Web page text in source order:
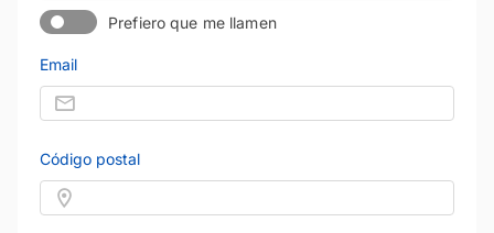
Prefiero que me llamen
Email
Código postal